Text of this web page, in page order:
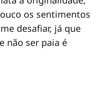
os sentimentos
desafiar, já que
não ser paia é